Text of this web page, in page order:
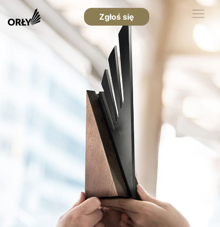
Zgłoś się